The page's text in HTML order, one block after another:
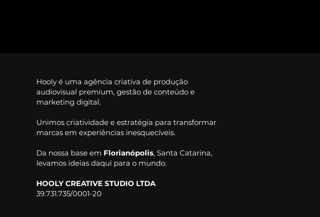
Captação aérea com drone
em Florianópolis: por que sua
marca precisa desse recurso?
Hooly é uma agência criativa de produção
audiovisual premium, gestão de conteúdo e
marketing digital.
Unimos criatividade e estratégia para transformar
marcas em experiências inesquecíveis.
Da nossa base em Florianópolis, Santa Catarina,
levamos ideias daqui para o mundo.
HOOLY CREATIVE STUDIO LTDA
39.731.735/0001-20